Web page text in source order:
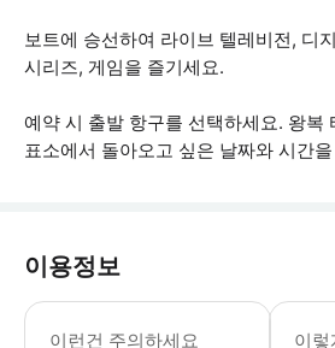
보트에 승선하여 라이브 텔레비전, 디
시리즈, 게임을 즐기세요.
예약 시 출발 항구를 선택하세요. 왕복
표소에서 돌아오고 싶은 날짜와 시간
이용정보
이런건 주의하세요
* 소요시
이